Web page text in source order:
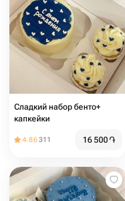
Сладкий набор бенто+
капкейки
4.86311 16 500֏